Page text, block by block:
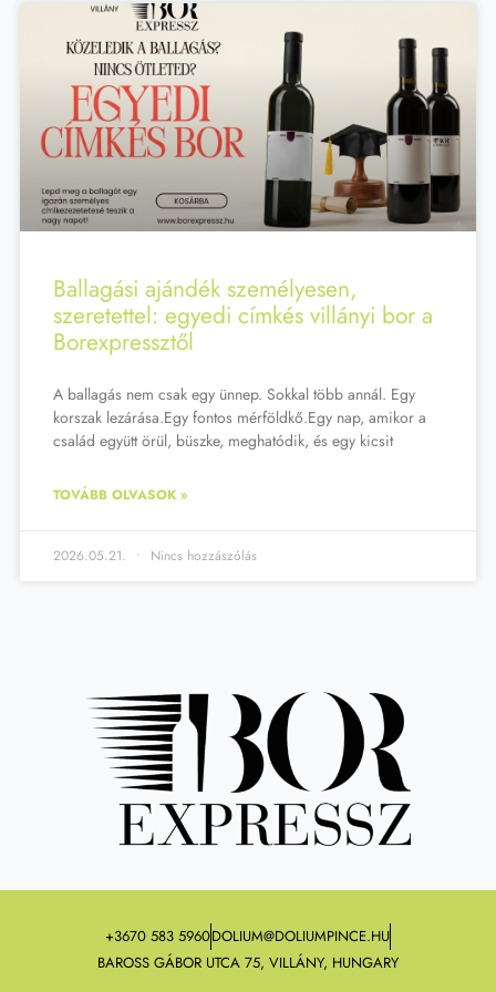
Ballagási ajándék személyesen,
szeretettel: egyedi címkés villányi bor a
Borexpressztől
A ballagás nem csak egy ünnep. Sokkal több annál. Egy
korszak lezárása.Egy fontos mérföldkő.Egy nap, amikor a
család együtt örül, büszke, meghatódik, és egy kicsit
TOVÁBB OLVASOK »
2026.05.21. Nincs hozzászólás
+3670 583 5960DOLIUM@DOLIUMPINCE.HU
BAROSS GÁBOR UTCA 75, VILLÁNY, HUNGARY